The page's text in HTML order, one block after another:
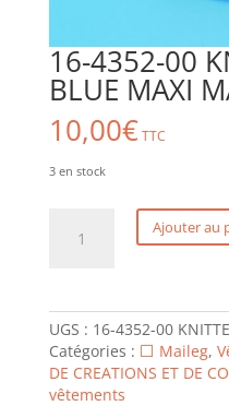
16-4352-00
BLUE MAXI
10,00€TTC
3 en stock
KNITTED
HAT
BLUE
MAXI
Ajouter au
UGS : 16-4352-00
Catégories : ⬜ Maileg,
DE CREATIONS ET DE
vêtements